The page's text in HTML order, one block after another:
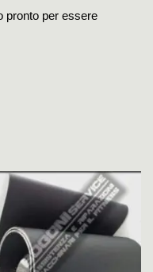
pronto per essere